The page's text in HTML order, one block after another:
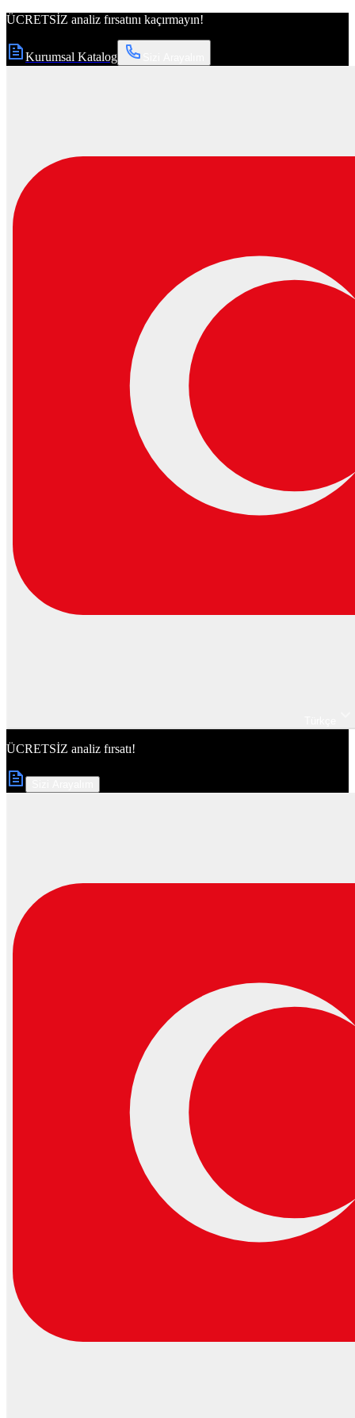
ÜCRETSİZ analiz fırsatını kaçırmayın!
Kurumsal Katalog
ÜCRETSİZ analiz fırsatı!